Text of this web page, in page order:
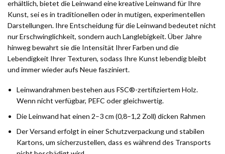
erhältlich, bietet die Leinwand eine kreative Leinwand für Ihre
Kunst, sei es in traditionellen oder in mutigen, experimentellen
Darstellungen. Ihre Entscheidung für die Leinwand bedeutet nicht
nur Erschwinglichkeit, sondern auch Langlebigkeit. Über Jahre
hinweg bewahrt sie die Intensität Ihrer Farben und die
Lebendigkeit Ihrer Texturen, sodass Ihre Kunst lebendig bleibt
und immer wieder aufs Neue fasziniert.
Leinwandrahmen bestehen aus FSC®-zertifiziertem Holz.
Wenn nicht verfügbar, PEFC oder gleichwertig.
Die Leinwand hat einen 2–3 cm (0,8–1,2 Zoll) dicken Rahmen
Der Versand erfolgt in einer Schutzverpackung und stabilen
Kartons, um sicherzustellen, dass es während des Transports